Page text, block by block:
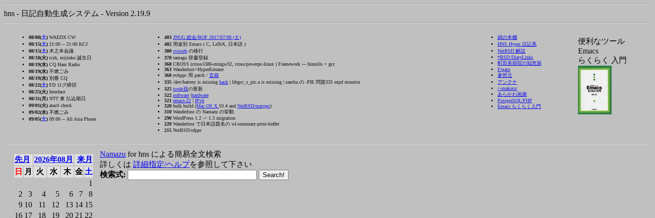
hns - 日記自動生成システム - Version 2.19.9
08/08(土) WAEDX CW
08/15(土) 21:00 -- 21:00 KCJ
08/15(土) 木之本会議
08/18(火) tcsh, mijinko 誕生日
08/19(水) CQ Ham Radio
08/19(水) 不燃ごみ
08/19(水) 別冊 CQ
08/22(土) FD ログ締切
08/25(火) Interface
08/31(月) NTT 東 払込期日
09/01(火) atactl check
09/02(水) 不燃ごみ
09/05(土) 09:00 -- All Asia Phone
403 JNUG 総会/BOF 2017/07/08 (土)
402 用途別 Emacs ( C, LaTeX, 日本語 )
380 cvsweb の移行
370 tamago 辞書登録
368 CROSS (cross/i386-mingw32, cross/powerpc-linux ) Framework --- binutils + gcc
363 Wanderlust+HyperEstraier
360 evbppc 用 patch / 玄箱
335 /dev/battery is missing hack | libgcc_s_pic.a is missing | samba の -PIE 問題335 ntpd monitor
325 tcode頁の更新
322 software |hardware
321 emacs-22 | IPv6
320 bulk build (Mac OS X 10.4 and NetBSD/macppc)
310 Wanderlust の Namazu の挙動
290 WordPress 1.2 -> 1.5 migration
220 Wanderlust で日本語題名の wl-summary-print-buffer
215 NetBSD/ofppc
絹の本棚
HNS Hyper 日記系
NetBSD 解説
*BSD DiaryLinks
町田美容院の知恵袋
Figaro
参照元
アンテナ
/~makoto/
あらかわ画廊
PostgreSQL/PHP
Emacs らくらく入門
便利なツール
Emacs
らくらく 入門
先月 2026年08月
来月
日
月 火 水 木 金 土
1
2
3 4 5 6 7
8
9 10 11 12 13 14 15
16 17 18 19 20 21 22
Namazu for hns による簡易全文検索
詳しくは 詳細指定/ヘルプを参照して下さい
検索式: